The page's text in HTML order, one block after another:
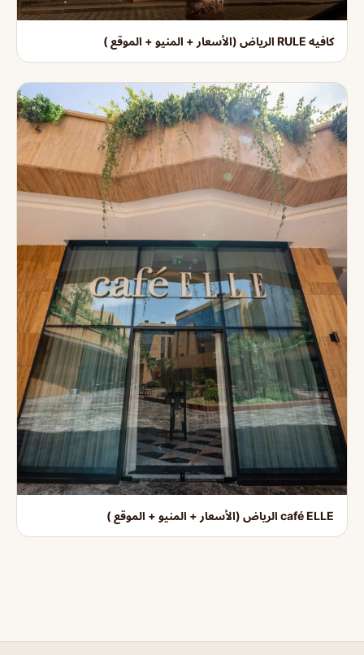
كافيه RULE الرياض (الأسعار + المنيو + الموقع )
café ELLE الرياض (الأسعار + المنيو + الموقع )